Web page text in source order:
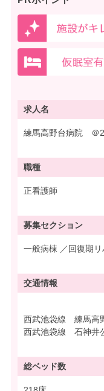
求人名
練馬高野台病院 ＠
職種
正看護師
募集セクション
交通情報
西武池袋線 練馬高
西武池袋線 石神井
総ベッド数